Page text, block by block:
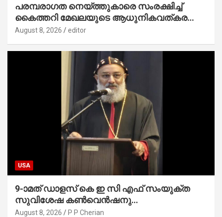
പരമ്പരാഗത നെയ്ത്തുകാരെ സംരക്ഷിച്ച്
കൈത്തറി മേഖലയുടെ ആധുനികവത്കരണം
സാധ്യമാക്കും : ഡെപ്യൂട്ടി സ്പീക്കർ
August 8, 2026 editor
USA
9-ാമത് ഡാളസ് കെ ഇ സി എഫ് സംയുക്ത
സുവിശേഷ കൺവെൻഷനു
പ്രാർത്ഥനാനിർഭരമായ തുടക്കം
August 8, 2026 P P Cherian